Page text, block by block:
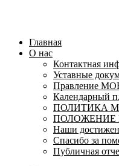
Главная
О нас
Контактная
Уставные
Правление
Календарный
ПОЛИТИКА
ПОЛОЖЕНИЕ
Наши
Спасибо за
Публичная